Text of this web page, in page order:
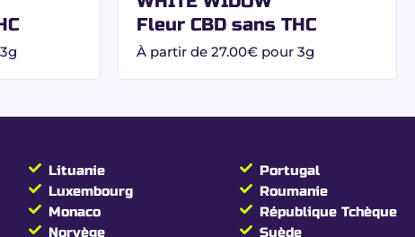
Fleur CBD sans THC
À partir de 27.00€ pour 3g
Lituanie
Luxembourg
Monaco
Norvège
Portugal
Roumanie
République Tchèque
Suède